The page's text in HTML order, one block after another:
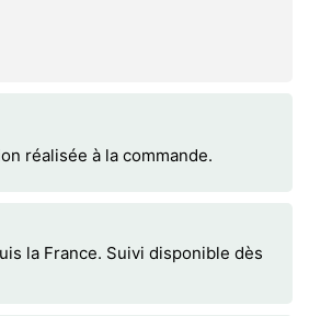
réalisée à la commande.
la France. Suivi disponible dès